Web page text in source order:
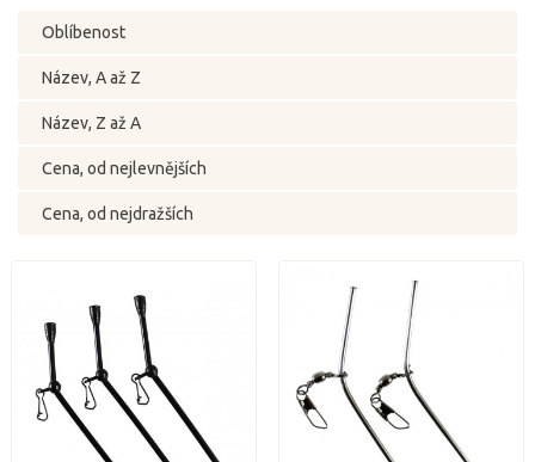
Oblíbenost
Název, A až Z
Název, Z až A
Cena, od nejlevnějších
Cena, od nejdražších